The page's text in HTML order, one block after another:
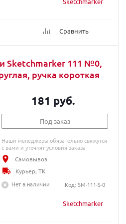
Сравнить
Sketchmarker 111 №0,
ручка короткая
Sketchmarker
181 руб.
Под заказ
Наши менеджеры обязательно свяжутся
с вами и уточнят условия заказа
Самовывоз
Курьер, ТК
Нет в наличии
Код: SM-111-S-0